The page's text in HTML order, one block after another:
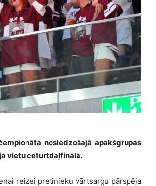
noslēdzošajā apakšgrupas
vietu ceturtdaļfinālā.
reizei pretinieku vārtsargu pārspēja